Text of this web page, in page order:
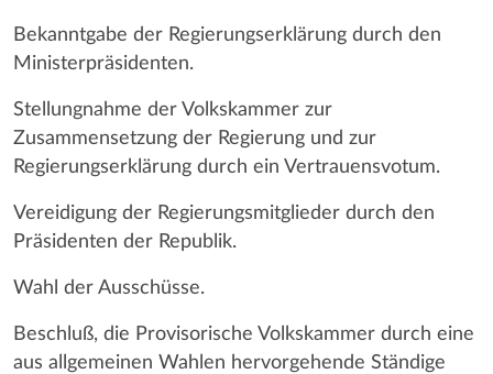
Bekanntgabe der Regierungserklärung durch den
Ministerpräsidenten.
Stellungnahme der Volkskammer zur
Zusammensetzung der Regierung und zur
Regierungserklärung durch ein Vertrauensvotum.
Vereidigung der Regierungsmitglieder durch den
Präsidenten der Republik.
Wahl der Ausschüsse.
Beschluß, die Provisorische Volkskammer durch eine
aus allgemeinen Wahlen hervorgehende Ständige